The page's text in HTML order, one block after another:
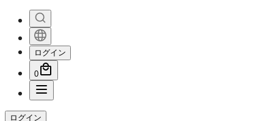
ログイン
0
ログイン